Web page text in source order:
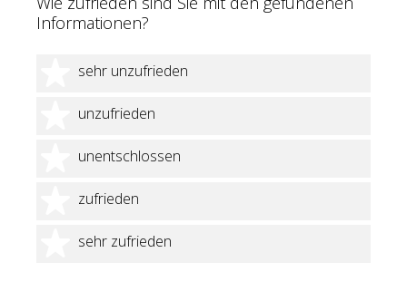
Informationen?
sehr unzufrieden
1 Stern
unzufrieden
2 Sterne
unentschlossen
3 Sterne
zufrieden
4 Sterne
sehr zufrieden
5 Sterne